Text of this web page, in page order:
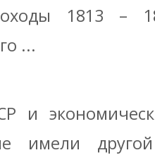
1813 –
...
и
имели